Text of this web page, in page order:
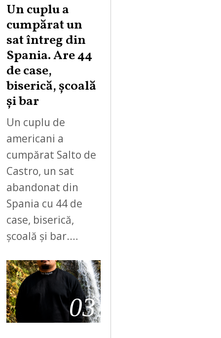
Un cuplu a
cumpărat un
sat întreg din
Spania. Are 44
de case,
biserică, școală
și bar
Un cuplu de
americani a
cumpărat Salto de
Castro, un sat
abandonat din
Spania cu 44 de
case, biserică,
școală și bar.…
03